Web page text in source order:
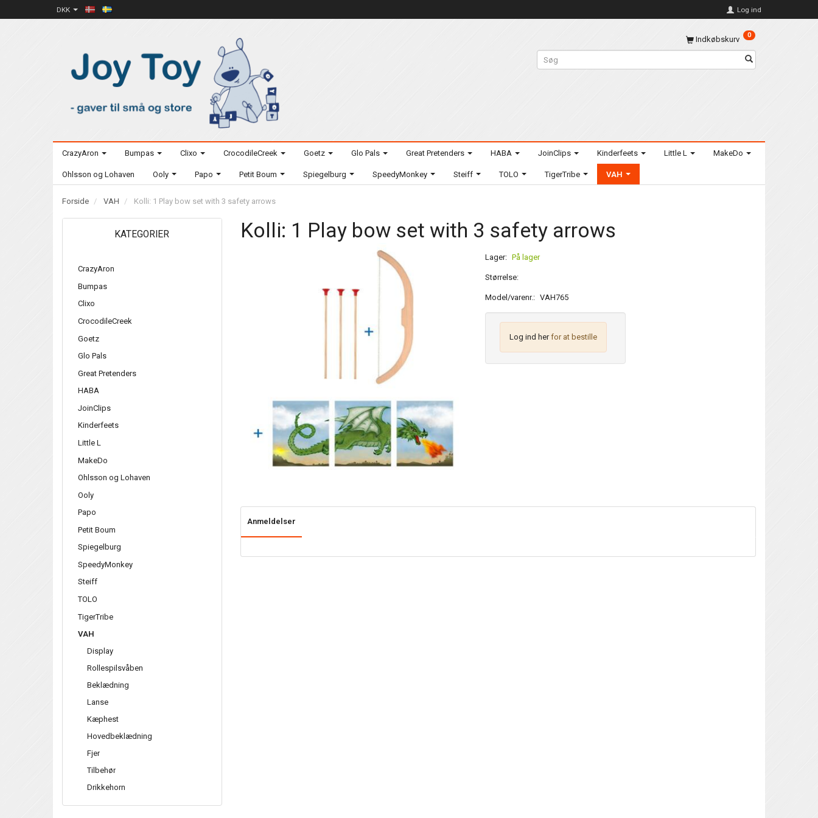
DKK Log ind
Indkøbskurv 0
CrazyAron Bumpas Clixo CrocodileCreek Goetz Glo Pals Great Pretenders HABA JoinClips Kinderfeets Little L MakeDo
Ohlsson og Lohaven Ooly Papo Petit Boum Spiegelburg SpeedyMonkey Steiff TOLO TigerTribe VAH
Forside VAH Kolli: 1 Play bow set with 3 safety arrows
KATEGORIER
CrazyAron
Bumpas
Clixo
CrocodileCreek
Goetz
Glo Pals
Great Pretenders
HABA
JoinClips
Kinderfeets
Little L
MakeDo
Ohlsson og Lohaven
Ooly
Papo
Petit Boum
Spiegelburg
SpeedyMonkey
Steiff
TOLO
TigerTribe
VAH
Display
Rollespilsvåben
Beklædning
Lanse
Kæphest
Hovedbeklædning
Fjer
Tilbehør
Drikkehorn
Kolli: 1 Play bow set with 3 safety arrows
Lager: På lager
Størrelse:
Model/varenr.: VAH765
Log ind herfor at bestille
Anmeldelser